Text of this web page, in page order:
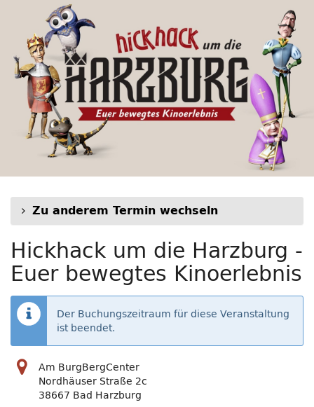
Inhalt
springen
Hickhack
um
die
Harzburg
Euer
bewegtes
Kinoerlebnis
Zu anderem Termin wechseln
Hickhack um die Harzburg -
Euer bewegtes Kinoerlebnis
Der Buchungszeitraum für diese Veranstaltung
ist beendet.
Am BurgBergCenter
Nordhäuser Straße 2c
38667 Bad Harzburg